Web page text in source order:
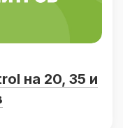
на 20, 35 и